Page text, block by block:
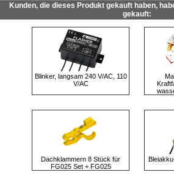
Kunden, die dieses Produkt gekauft haben,
gekauft:
Blinker, langsam 240 V/AC, 110
V/AC
Dachklammern 8 Stück für
FG025 Set + FG025